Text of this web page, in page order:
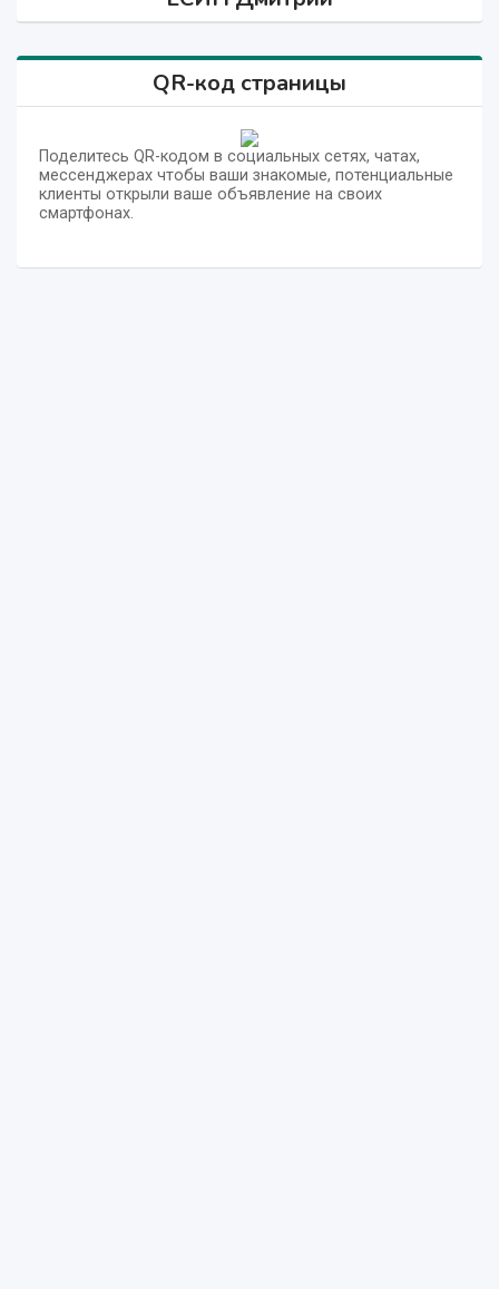
QR-код страницы
Поделитесь QR-кодом в социальных сетях, чатах,
мессенджерах чтобы ваши знакомые, потенциальные
клиенты открыли ваше объявление на своих
смартфонах.